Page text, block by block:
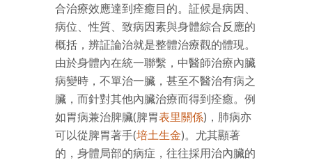
合治療效應達到痊癒目的。証候是病因、
病位、性質、致病因素與身體綜合反應的
概括，辨証論治就是整體治療觀的體現。
由於身體內在統一聯繫，中醫師治療內臟
病變時，不單治一臟，甚至不醫治有病之
臟，而針對其他內臟治療而得到痊癒。例
如胃病兼治脾臟(脾胃表里關係)，肺病亦
可以從脾胃著手(培土生金)。尤其顯著
的，身體局部的病症，往往採用治內臟的